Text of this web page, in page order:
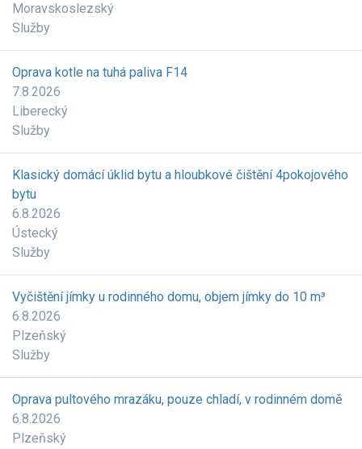
Moravskoslezský
Služby
Oprava kotle na tuhá paliva F14
7.8.2026
Liberecký
Služby
Klasický domácí úklid bytu a hloubkové čištění 4pokojového
bytu
6.8.2026
Ústecký
Služby
Vyčištění jímky u rodinného domu, objem jímky do 10 m³
6.8.2026
Plzeňský
Služby
Oprava pultového mrazáku, pouze chladí, v rodinném domě
6.8.2026
Plzeňský